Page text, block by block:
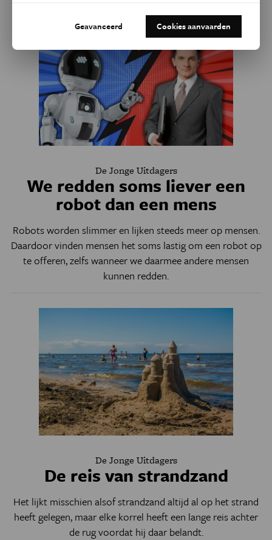
De Jonge Uitdagers
We redden soms liever een
robot dan een mens
Robots worden slimmer en lijken steeds meer op mensen.
Daardoor vinden mensen het soms lastig om een robot op
te offeren, zelfs wanneer we daarmee andere mensen
kunnen redden.
De Jonge Uitdagers
De reis van strandzand
Het lijkt misschien alsof strandzand altijd al op het strand
heeft gelegen, maar elke korrel heeft een lange reis achter
de rug voordat hij daar belandt.
Geavanceerd Cookies aanvaarden